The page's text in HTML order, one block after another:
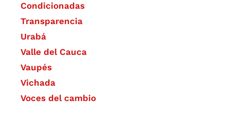
Condicionadas
Transparencia
Urabá
Valle del Cauca
Vaupés
Vichada
Voces del cambio